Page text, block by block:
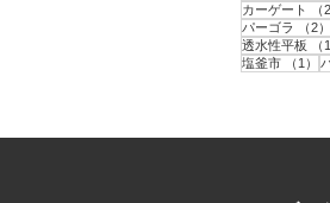
カーゲート
（
パーゴラ
（2）
透水性平板
（
塩釜市
（1）